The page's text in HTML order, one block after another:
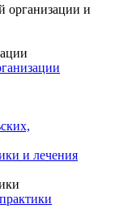
организации и
и лечения